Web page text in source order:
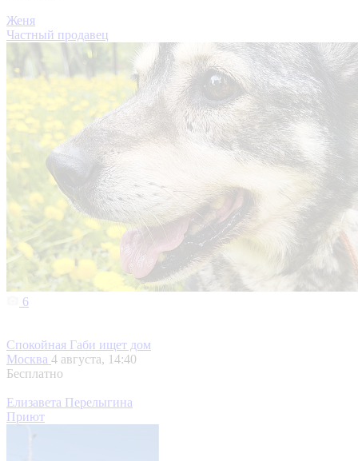
Женя
Частный продавец
6
Спокойная Габи ищет дом
Москва 4 августа, 14:40
Бесплатно
Елизавета Перелыгина
Приют